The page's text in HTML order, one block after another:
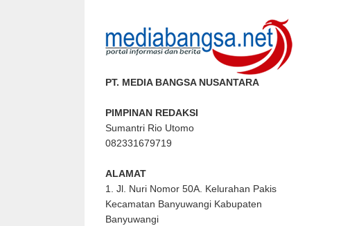
PT. MEDIA BANGSA NUSANTARA
PIMPINAN REDAKSI
Sumantri Rio Utomo
082331679719
ALAMAT
1. Jl. Nuri Nomor 50A. Kelurahan Pakis
Kecamatan Banyuwangi Kabupaten
Banyuwangi